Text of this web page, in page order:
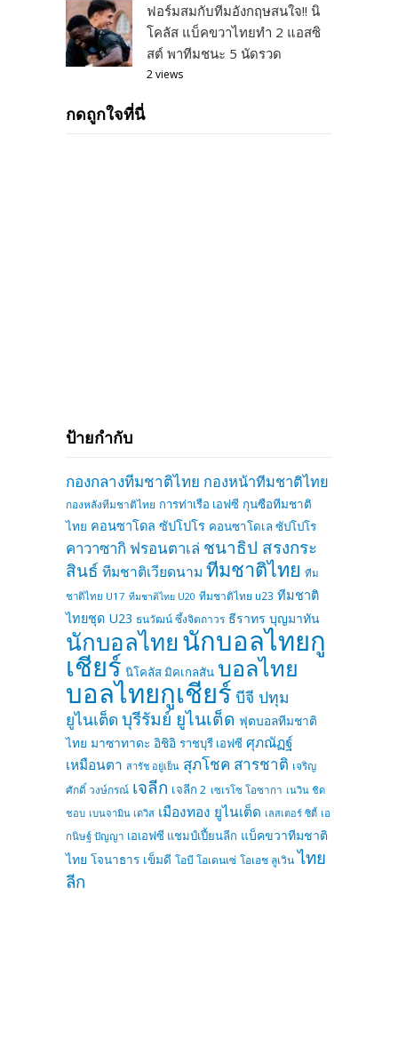
ฟอร์มสมกับทีมอังกฤษสนใจ!! นิ
โคลัส แบ็คขวาไทยทำ 2 แอสซิ
สต์ พาทีมชนะ 5 นัดรวด
2 views
กดถูกใจที่นี่
ป้ายกำกับ
กองกลางทีมชาติไทย กองหน้าทีมชาติไทย
กองหลังทีมชาติไทย การท่าเรือ เอฟซี กุนซือทีมชาติ
ไทย คอนซาโดล ซัปโปโร คอนซาโดเล ซัปโปโร
คาวาซากิ ฟรอนตาเล่ ชนาธิป สรงกระ
สินธ์ ทีมชาติเวียดนาม ทีมชาติไทย ทีม
ชาติไทย U17 ทีมชาติไทย U20 ทีมชาติไทย u23 ทีมชาติ
ไทยชุด U23 ธนวัฒน์ ซึ้งจิตถาวร ธีราทร บุญมาทัน
นักบอลไทยนักบอลไทยกู
เชียร์ นิโคลัส มิคเกลสัน บอลไทย
บอลไทยกูเชียร์ บีจี ปทุม
ยูไนเต็ด บุรีรัมย์ ยูไนเต็ด ฟุตบอลทีมชาติ
ไทย มาซาทาดะ อิชิอิ ราชบุรี เอฟซี ศุภณัฏฐ์
เหมือนตา สารัช อยู่เย็น สุภโชค สารชาติ เจริญ
ศักดิ์ วงษ์กรณ์ เจลีก เจลีก 2 เซเรโซ โอซากา เนวิน ชิด
ชอบ เบนจามิน เดวิส เมืองทอง ยูไนเต็ด เลสเตอร์ ซิตี้ เอ
กนิษฐ์ ปัญญา เอเอฟซี แชมป์เปี้ยนลีก แบ็คขวาทีมชาติ
ไทย โจนาธาร เข็มดี โอบี โอเดนเซ่ โอเอช ลูเวิน ไทย
ลีก